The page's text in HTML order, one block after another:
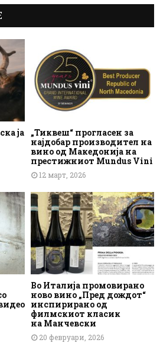
ја
„Тиквеш“ прогласен за
најдобар производител на
вино од Македонија на
престижниот Mundus Vini
12 март, 2026
Во Италија промовирано
ново вино „Пред дождот“
инспирирано од
филмскиот класик
на Манчевски
20 февруари, 2026